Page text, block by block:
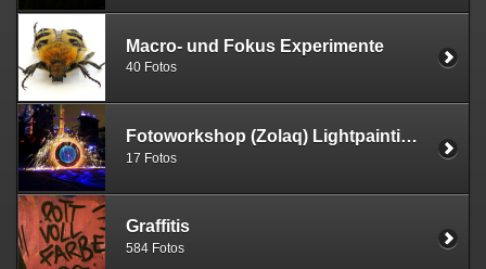
Macro- und Fokus Experimente
40 Fotos
Fotoworkshop (Zolaq) Lightpainting Lapadu
17 Fotos
Graffitis
584 Fotos